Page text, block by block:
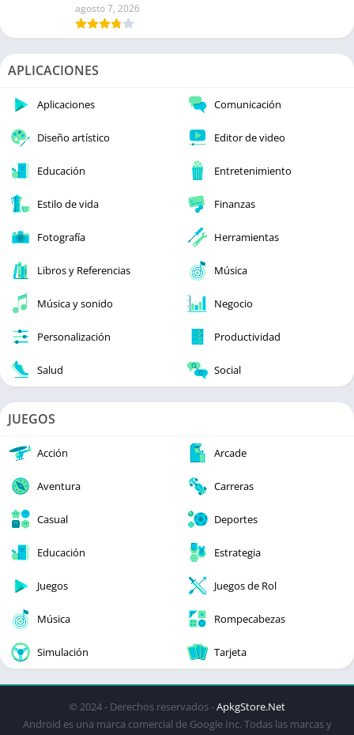
agosto 7, 2026
APLICACIONES
Aplicaciones Comunicación
Diseño artístico Editor de video
Educación Entretenimiento
Estilo de vida Finanzas
Fotografía Herramientas
Libros y Referencias Música
Música y sonido Negocio
Personalización Productividad
Salud Social
JUEGOS
Acción Arcade
Aventura Carreras
Casual Deportes
Educación Estrategia
Juegos Juegos de Rol
Música Rompecabezas
Simulación Tarjeta
© 2024 - Derechos reservados -ApkgStore.Net
Android es una marca comercial de Google Inc. Todas las marcas y